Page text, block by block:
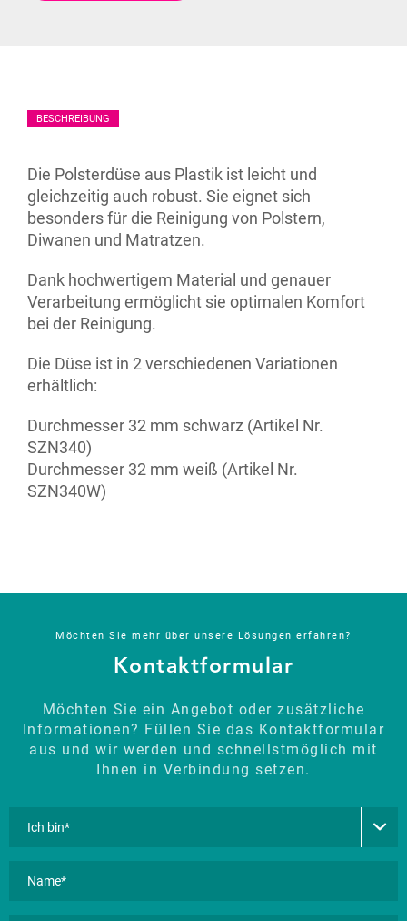
BESCHREIBUNG
Die Polsterdüse aus Plastik ist leicht und
gleichzeitig auch robust. Sie eignet sich
besonders für die Reinigung von Polstern,
Diwanen und Matratzen.
Dank hochwertigem Material und genauer
Verarbeitung ermöglicht sie optimalen Komfort
bei der Reinigung.
Die Düse ist in 2 verschiedenen Variationen
erhältlich:
Durchmesser 32 mm schwarz (Artikel Nr.
SZN340)
Durchmesser 32 mm weiß (Artikel Nr.
SZN340W)
Möchten Sie mehr über unsere Lösungen erfahren?
Kontaktformular
Möchten Sie ein Angebot oder zusätzliche
Informationen? Füllen Sie das Kontaktformular
aus und wir werden und schnellstmöglich mit
Ihnen in Verbindung setzen.